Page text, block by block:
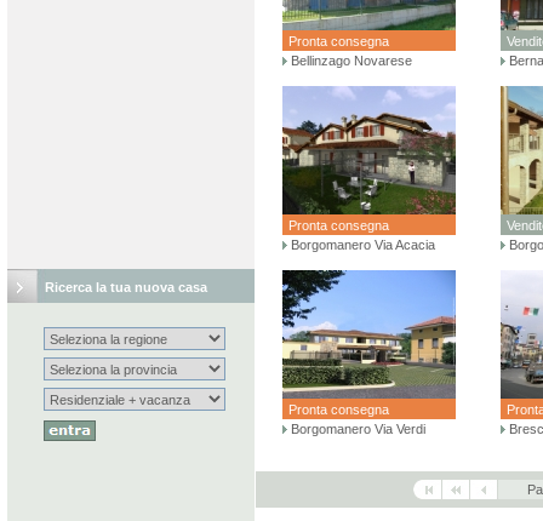
Ricerca la tua nuova casa
Pronta consegna
Bellinzago Novarese
Pronta consegna
Borgomanero Via Acacia
Pronta consegna
Borgomanero Via Verdi